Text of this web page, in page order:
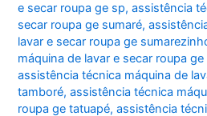
e secar roupa ge sp,assistência
secar roupa ge sumaré,
lavar e secar roupa ge
máquina de lavar e secar roupa
assistência técnica máquina de
tamboré,assistência técnica
roupa ge tatuapé,assistência